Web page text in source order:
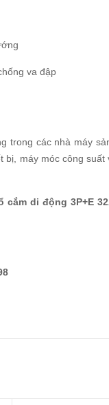
va đập
trong các nhà máy
máy móc công
cắm di động 3P+E